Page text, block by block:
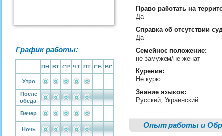
График работы:
ПН ВТ СР ЧТ ПТ СБ ВС
Утро
После
обеда
Вечер
Ночь
Право работать на
Да
Справка об отсутствии
Да
Семейное положение:
не замужем/не женат
Курение:
Не курю
Знание языков:
Русский, Украинский
Опыт работы и